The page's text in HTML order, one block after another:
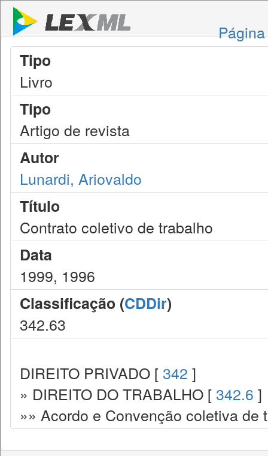
Tipo
Livro
Tipo
Artigo de revista
Autor
Lunardi, Ariovaldo
Título
Contrato coletivo de trabalho
Data
1999, 1996
Classificação (CDDir)
342.63
DIREITO PRIVADO [ 342 ]
» DIREITO DO TRABALHO [ 342.6 ]
»» Acordo e Convenção coletiva de